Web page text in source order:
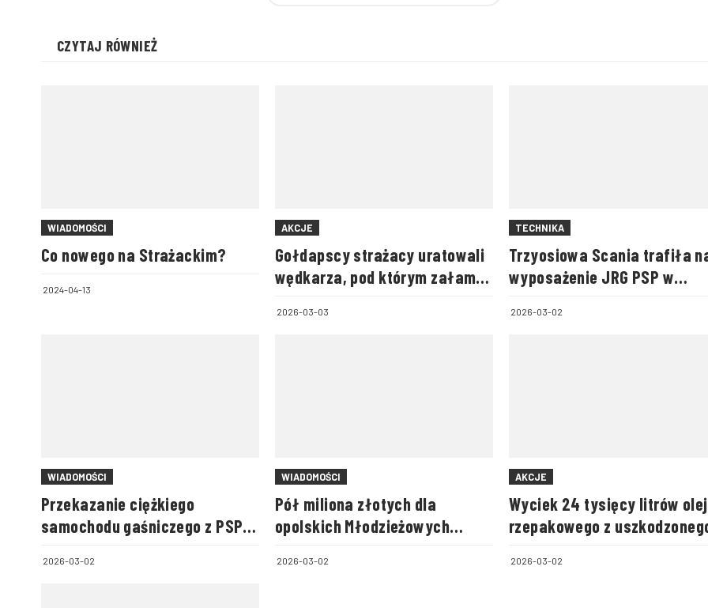
CZYTAJ RÓWNIEŻ
WIADOMOŚCI
Co nowego na Strażackim?
2024-04-13
AKCJE
Gołdapscy strażacy uratowali
wędkarza, pod którym załamał
2026-03-03
TECHNIKA
Trzyosiowa Scania trafiła
wyposażenie JRG PSP w
2026-03-02
WIADOMOŚCI
Przekazanie ciężkiego
samochodu gaśniczego z PSP
2026-03-02
WIADOMOŚCI
Pół miliona złotych dla
opolskich Młodzieżowych
2026-03-02
AKCJE
Wyciek 24 tysięcy litrów
rzepakowego z
2026-03-02